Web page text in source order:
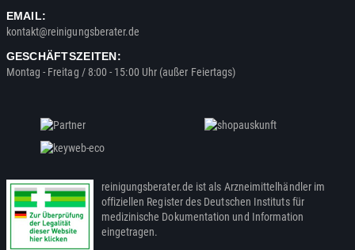
EMAIL:
kontakt@reinigungsberater.de
GESCHÄFTSZEITEN:
Montag - Freitag / 8:00 - 15:00 Uhr (außer Feiertags)
reinigungsberater.de ist als Arzneimittelhändler im
offiziellen Register des Deutschen Instituts für
medizinische Dokumentation und Information
eingetragen.